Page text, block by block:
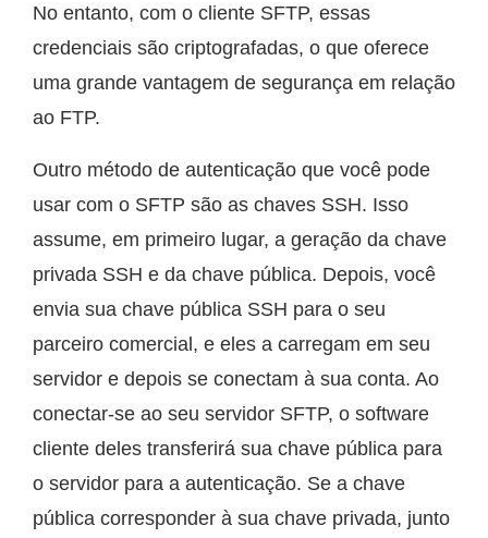
No entanto, com o cliente SFTP, essas
credenciais são criptografadas, o que oferece
uma grande vantagem de segurança em relação
ao FTP.
Outro método de autenticação que você pode
usar com o SFTP são as chaves SSH. Isso
assume, em primeiro lugar, a geração da chave
privada SSH e da chave pública. Depois, você
envia sua chave pública SSH para o seu
parceiro comercial, e eles a carregam em seu
servidor e depois se conectam à sua conta. Ao
conectar-se ao seu servidor SFTP, o software
cliente deles transferirá sua chave pública para
o servidor para a autenticação. Se a chave
pública corresponder à sua chave privada, junto